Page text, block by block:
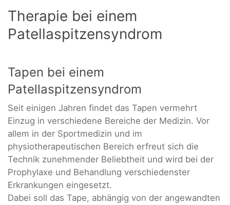
Therapie bei einem
Patellaspitzensyndrom
Tapen bei einem
Patellaspitzensyndrom
Seit einigen Jahren findet das Tapen vermehrt
Einzug in verschiedene Bereiche der Medizin. Vor
allem in der Sportmedizin und im
physiotherapeutischen Bereich erfreut sich die
Technik zunehmender Beliebtheit und wird bei der
Prophylaxe und Behandlung verschiedenster
Erkrankungen eingesetzt.
Dabei soll das Tape, abhängig von der angewandten